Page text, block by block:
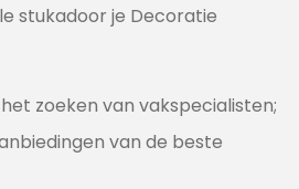
stukadoor je Decoratie
zoeken van vakspecialisten;
van de beste